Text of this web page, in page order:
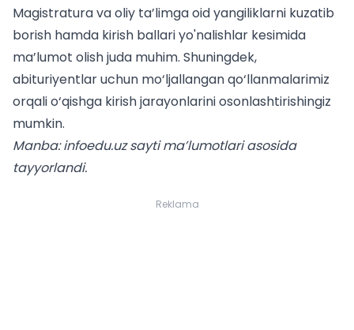
Magistratura va oliy ta’limga oid yangiliklarni kuzatib
borish hamda kirish ballari yo'nalishlar kesimida
ma’lumot olish juda muhim. Shuningdek,
abituriyentlar uchun mo‘ljallangan qo‘llanmalarimiz
orqali o‘qishga kirish jarayonlarini osonlashtirishingiz
mumkin.
Manba: infoedu.uz sayti ma’lumotlari asosida
tayyorlandi.
Reklama